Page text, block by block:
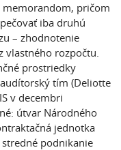
pričom
iba druhú
– zhodnotenie
vlastného rozpočtu.
prostriedky
tím (Deliotte
v decembri
útvar Národného
jednotka
stredné podnikanie